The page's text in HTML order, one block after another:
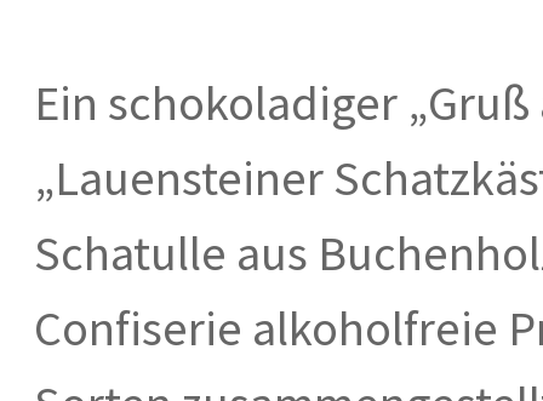
Ein schokoladiger
„Lauensteiner
Schatulle aus
Confiserie alkoholfreie